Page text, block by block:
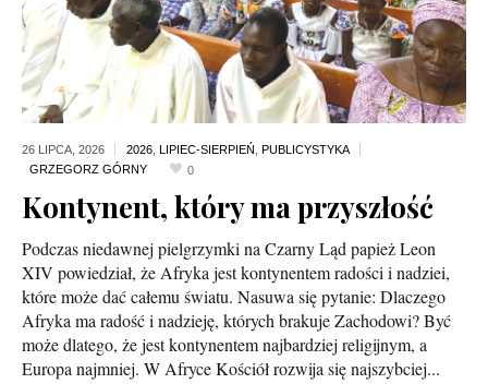
26 LIPCA, 2026 2026, LIPIEC-SIERPIEŃ PUBLICYSTYKA
0
Kontynent, który ma przyszłość
Podczas niedawnej pielgrzymki na Czarny Ląd papież Leon
XIV powiedział, że Afryka jest kontynentem radości i nadziei,
które może dać całemu światu. Nasuwa się pytanie: Dlaczego
Afryka ma radość i nadzieję, których brakuje Zachodowi? Być
może dlatego, że jest kontynentem najbardziej religijnym, a
Europa najmniej. W Afryce Kościół rozwija się najszybciej...